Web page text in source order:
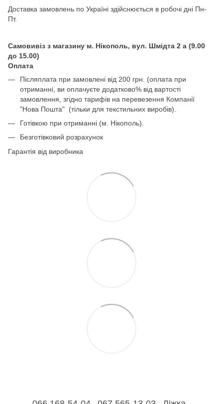
Доставка замовлень по Україні здійснюється в робочі дні Пн-
Пт.
Самовивіз з магазину м. Нікополь, вул. Шмідта 2 а (9.00
до 15.00)
Оплата
Післяплата при замовлені від 200 грн. (оплата при
отриманні, ви оплачуєте додатково% від вартості
замовлення, згідно тарифів на перевезення Компанії
"Нова Пошта" (тільки для текстильних виробів).
Готівкою при отриманні (м. Нікополь).
Безготівковий розрахунок
Гарантія від виробника